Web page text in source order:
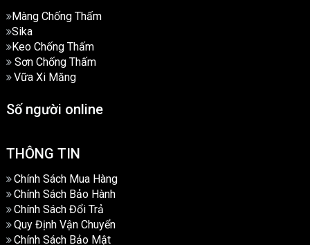
Màng Chống Thấm
Sika
Keo Chống Thấm
Sơn Chống Thấm
Vữa Xi Măng
Số người online
THÔNG TIN
Chính Sách Mua Hàng
Chính Sách Bảo Hành
Chính Sách Đổi Trả
Quy Định Vận Chuyển
Chính Sách Bảo Mật